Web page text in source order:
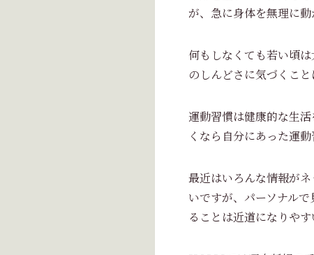
が、急に身体を無理に
何もしなくても若い頃
のしんどさに気づくこと
運動習慣は健康的な生
くなら自分にあった運
最近はいろんな情報が
いですが、パーソナル
ることは近道になりやす